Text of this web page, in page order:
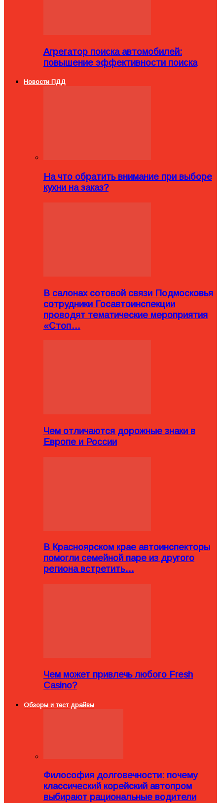
Агрегатор поиска автомобилей:
повышение эффективности поиска
Новости ПДД
На что обратить внимание при выборе
кухни на заказ?
В салонах сотовой связи Подмосковья
сотрудники Госавтоинспекции
проводят тематические мероприятия
«Стоп…
Чем отличаются дорожные знаки в
Европе и России
В Красноярском крае автоинспекторы
помогли семейной паре из другого
региона встретить…
Чем может привлечь любого Fresh
Casino?
Обзоры и тест драйвы
Философия долговечности: почему
классический корейский автопром
выбирают рациональные водители